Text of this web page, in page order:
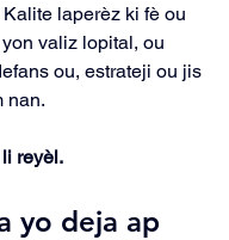
laperèz ki fè ou
valiz lopital, ou
ou, estrateji ou jis
nan.
reyèl.
yo deja ap